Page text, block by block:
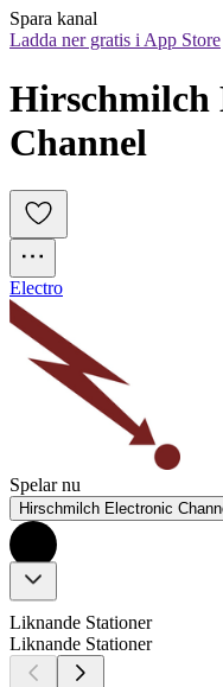
Spara kanal
Ladda ner gratis i App Store
Hirschmilch
Channel
Electro
Spelar nu
Hirschmilch Electronic
Liknande Stationer
Liknande Stationer